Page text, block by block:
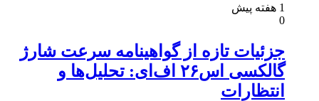
1 هفته پیش
0
جزئیات تازه از گواهینامه سرعت شارژ
گالکسی اس۲۶ اف‌ای: تحلیل‌ها و
انتظارات